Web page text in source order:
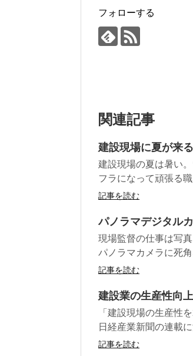
フォローする
関連記事
建設現場に夏が来
建設現場の夏は暑い
フラになって頑張る
記事を読む
パノラマデジタル
現場監督の仕事は写
パノラマカメラに死
記事を読む
建設業の生産性向
「建設現場の生産性
日経産業新聞の連載
記事を読む